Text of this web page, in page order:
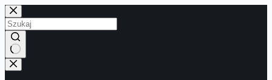
Przejdź
do
treści
Brak
wyników